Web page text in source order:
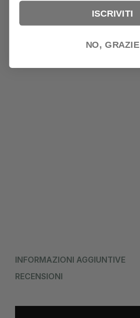
INFORMAZIONI AGGIUNTIVE
RECENSIONI
ISCRIVITI
NO, GRAZIE